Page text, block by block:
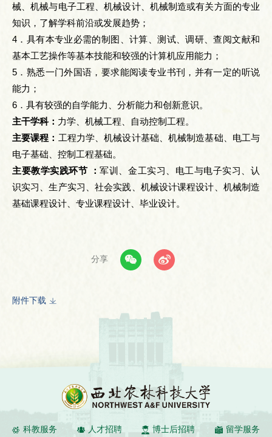
械、机械与电子工程、机械设计、机械制造或有关方面的专业
知识，了解学科前沿或发展趋势；
4．具有本专业必需的制图、计算、测试、调研、查阅文献和
基本工艺操作等基本技能和较强的计算机应用能力；
5．熟悉一门外国语，要求能阅读专业书刊，并有一定的听说
能力；
6．具有较强的自学能力、分析能力和创新意识。
主干学科： 力学、机械工程、自动控制工程。
主要课程： 工程力学、机械设计基础、机械制造基础、电工与
电子基础、控制工程基础。
主要教学实践环节 ：军训、金工实习、电工与电子实习、认
识实习、生产实习、社会实践、机械设计课程设计、机械制造
基础课程设计、专业课程设计、毕业设计。
分享
附件下载
科教服务 人才招聘 博士后招聘 留学服务